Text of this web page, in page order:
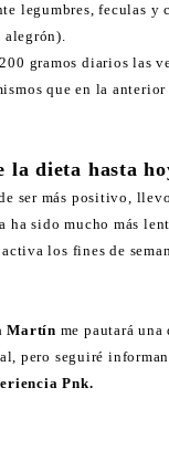
legumbres, feculas y
alegrón).
gramos diarios las
que en la
la dieta hasta
ser más positivo,
ha sido mucho más
los fines de
Martín me pautará
pero seguiré
Pnk.